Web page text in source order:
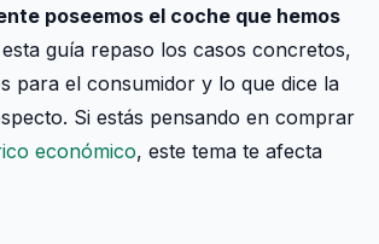
poseemos el coche que hemos
esta guía repaso los casos concretos,
para el consumidor y lo que dice la
Si estás pensando en comprar
económico, este tema te afecta